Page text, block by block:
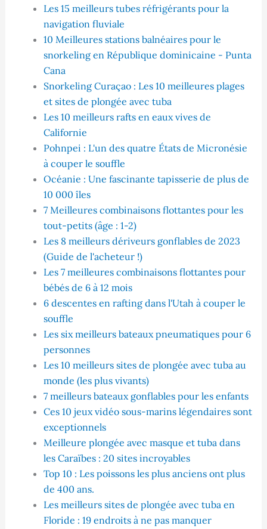
Les 15 meilleurs tubes réfrigérants pour la
navigation fluviale
10 Meilleures stations balnéaires pour le
snorkeling en République dominicaine - Punta
Cana
Snorkeling Curaçao : Les 10 meilleures plages
et sites de plongée avec tuba
Les 10 meilleurs rafts en eaux vives de
Californie
Pohnpei : L'un des quatre États de Micronésie
à couper le souffle
Océanie : Une fascinante tapisserie de plus de
10 000 îles
7 Meilleures combinaisons flottantes pour les
tout-petits (âge : 1-2)
Les 8 meilleurs dériveurs gonflables de 2023
(Guide de l'acheteur !)
Les 7 meilleures combinaisons flottantes pour
bébés de 6 à 12 mois
6 descentes en rafting dans l'Utah à couper le
souffle
Les six meilleurs bateaux pneumatiques pour 6
personnes
Les 10 meilleurs sites de plongée avec tuba au
monde (les plus vivants)
7 meilleurs bateaux gonflables pour les enfants
Ces 10 jeux vidéo sous-marins légendaires sont
exceptionnels
Meilleure plongée avec masque et tuba dans
les Caraïbes : 20 sites incroyables
Top 10 : Les poissons les plus anciens ont plus
de 400 ans.
Les meilleurs sites de plongée avec tuba en
Floride : 19 endroits à ne pas manquer